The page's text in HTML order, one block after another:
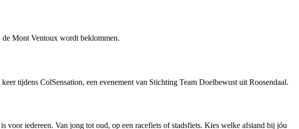
de Mont Ventoux wordt beklommen.
tijdens ColSensation, een evenement van Stichting Team Doelbewust uit Roosendaal.
iedereen. Van jong tot oud, op een racefiets of stadsfiets. Kies welke afstand bij jóu